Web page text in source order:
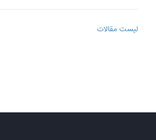
لیست مقالات